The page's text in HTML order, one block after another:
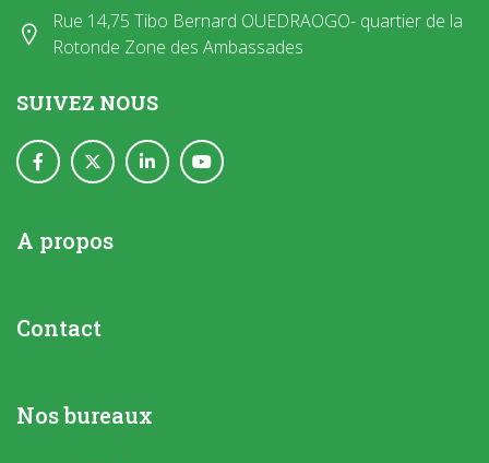
Rue 14,75 Tibo Bernard OUEDRAOGO- quartier de la
Rotonde Zone des Ambassades
SUIVEZ NOUS
A propos
Contact
Nos bureaux